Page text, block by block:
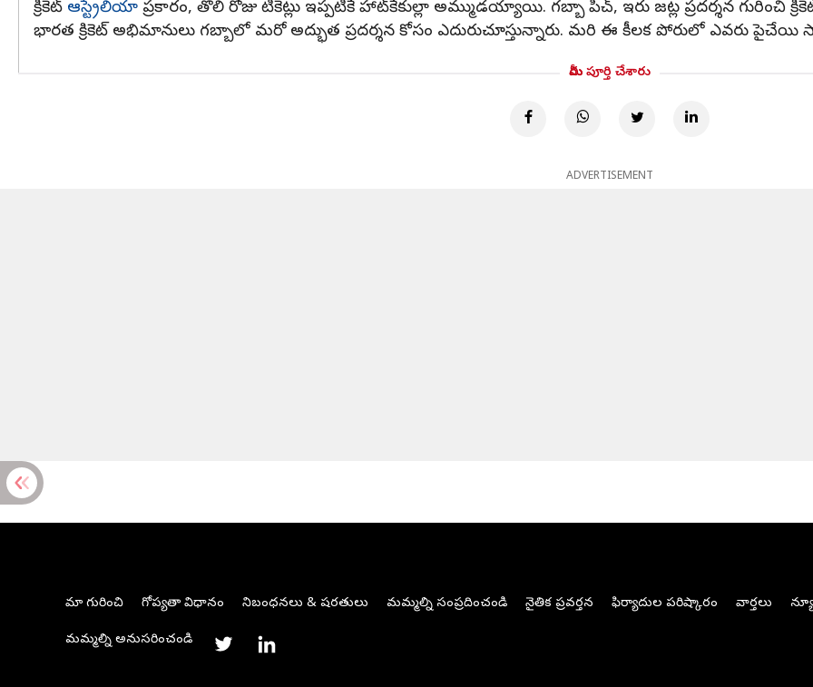
క్రికెట్ ఆస్ట్రేలియా ప్రకారం, తొలి రోజు టికెట్లు ఇప్పటికే హాట్‌కేకుల్లా అమ్ముడయ్యాయి. గబ్బా పిచ్‌, ఇరు జట్ల ప్రదర్శన గురించి క్రికెట్
భారత క్రికెట్ అభిమానులు గబ్బాలో మరో అద్భుత ప్రదర్శన కోసం ఎదురుచూస్తున్నారు. మరి ఈ కీలక పోరులో ఎవరు
మీరు పూర్తి చేశారు
ADVERTISEMENT
మా గురించి గోప్యతా విధానం నిబంధనలు & షరతులు మమ్మల్ని సంప్రదించండి నైతిక ప్రవర్తన ఫిర్యాదుల పరిష్కారం వార్తలు
మమ్మల్ని అనుసరించండి